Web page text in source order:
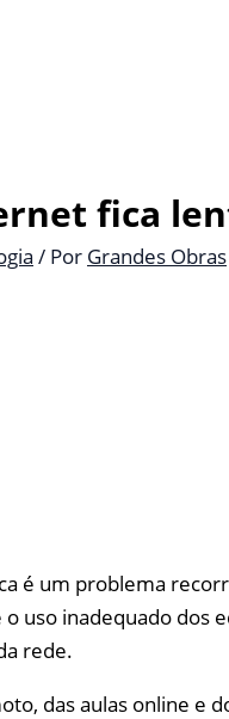
fica
/ Por Grandes Obras
é um problema
uso inadequado dos
rede.
das aulas online e